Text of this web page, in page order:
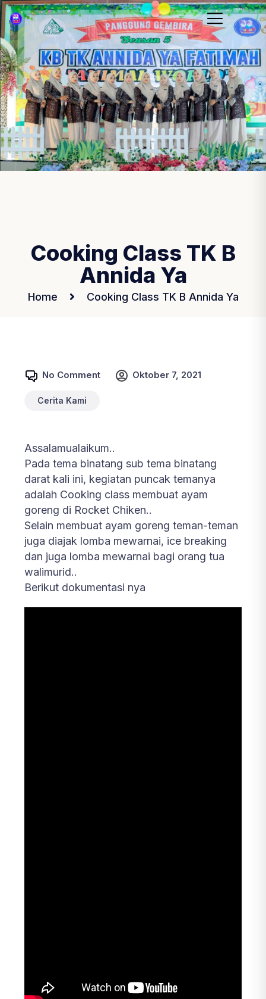
Cooking Class TK B
Annida Ya
Home Cooking Class TK B Annida Ya
No Comment Oktober 7, 2021
Cerita Kami
Assalamualaikum..
Pada tema binatang sub tema binatang
darat kali ini, kegiatan puncak temanya
adalah Cooking class membuat ayam
goreng di Rocket Chiken..
Selain membuat ayam goreng teman-teman
juga diajak lomba mewarnai, ice breaking
dan juga lomba mewarnai bagi orang tua
walimurid..
Berikut dokumentasi nya